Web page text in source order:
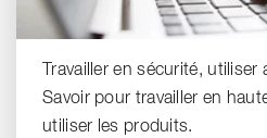
Travailler en sécurité, utiliser
Savoir pour travailler en
utiliser les produits.